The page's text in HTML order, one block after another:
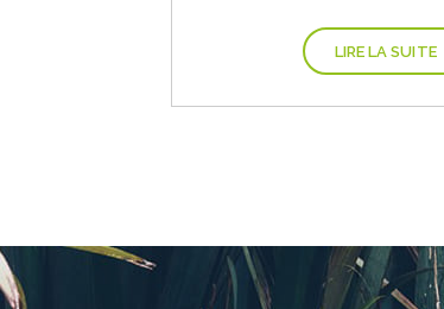
LIRE LA SUITE